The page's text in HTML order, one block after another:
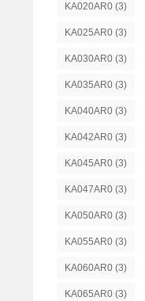
KA020AR0 (3)
KA025AR0 (3)
KA030AR0 (3)
KA035AR0 (3)
KA040AR0 (3)
KA042AR0 (3)
KA045AR0 (3)
KA047AR0 (3)
KA050AR0 (3)
KA055AR0 (3)
KA060AR0 (3)
KA065AR0 (3)